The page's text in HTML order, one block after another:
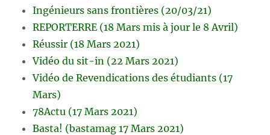
Ingénieurs sans frontières (20/03/21)
REPORTERRE (18 Mars mis à jour le 8 Avril)
Réussir (18 Mars 2021)
Vidéo du sit-in (22 Mars 2021)
Vidéo de Revendications des étudiants (17
Mars)
78Actu (17 Mars 2021)
Basta! (bastamag 17 Mars 2021)